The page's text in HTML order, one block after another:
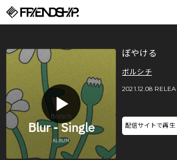
ぼやける
ボルシチ
2021.12.08
配信サイトで再生